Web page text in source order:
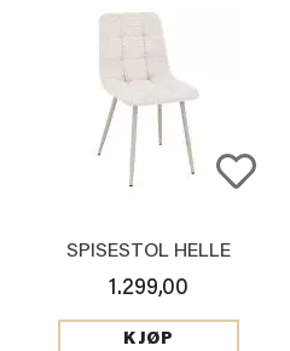
SPISESTOL HELLE
1.299,00
KJØP